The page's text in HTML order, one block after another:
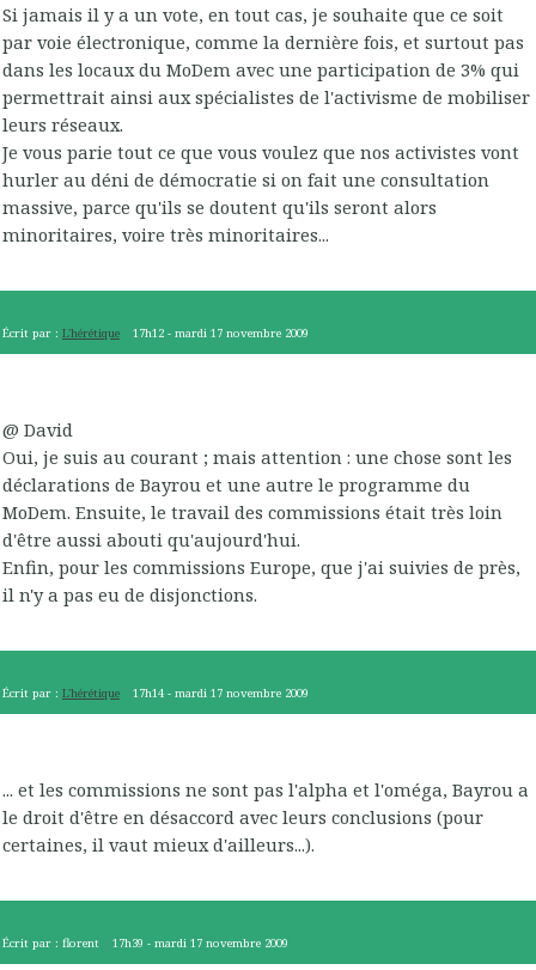
Si jamais il y a un vote, en tout cas, je souhaite que ce soit
par voie électronique, comme la dernière fois, et surtout pas
dans les locaux du MoDem avec une participation de 3% qui
permettrait ainsi aux spécialistes de l'activisme de mobiliser
leurs réseaux.
Je vous parie tout ce que vous voulez que nos activistes vont
hurler au déni de démocratie si on fait une consultation
massive, parce qu'ils se doutent qu'ils seront alors
minoritaires, voire très minoritaires...
Écrit par : L'hérétique 17h12 -mardi 17 novembre 2009
@ David
Oui, je suis au courant ; mais attention : une chose sont les
déclarations de Bayrou et une autre le programme du
MoDem. Ensuite, le travail des commissions était très loin
d'être aussi abouti qu'aujourd'hui.
Enfin, pour les commissions Europe, que j'ai suivies de près,
il n'y a pas eu de disjonctions.
Écrit par : L'hérétique 17h14 -mardi 17 novembre 2009
... et les commissions ne sont pas l'alpha et l'oméga, Bayrou a
le droit d'être en désaccord avec leurs conclusions (pour
certaines, il vaut mieux d'ailleurs...).
Écrit par : florent 17h39 -mardi 17 novembre 2009